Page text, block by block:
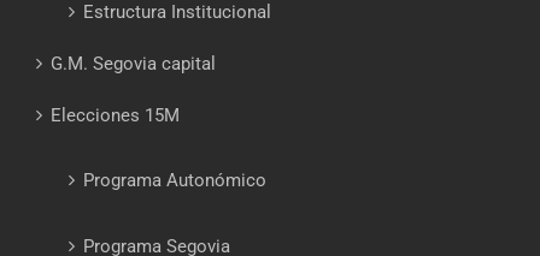
Estructura Institucional
G.M. Segovia capital
Elecciones 15M
Programa Autonómico
Programa Segovia